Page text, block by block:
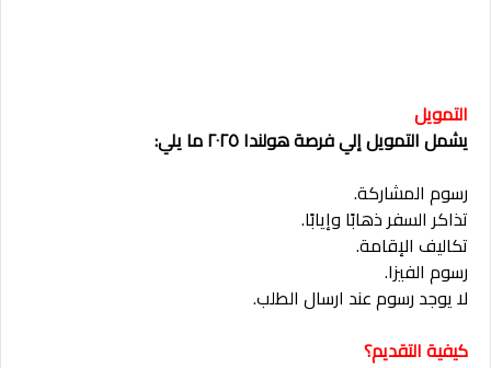
التمويل
يشمل التمويل إلي فرصة هولندا ٢٠٢٥ ما يلي:
رسوم المشاركة.
تذاكر السفر ذهابًا وإيابًا.
تكاليف الإقامة.
رسوم الفيزا.
لا يوجد رسوم عند ارسال الطلب.
كيفية التقديم؟